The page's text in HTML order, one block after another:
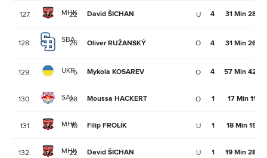
127. MHK
22 David ŠICHAN U 4 31 Min
128. SBA
26 Oliver RUŽANSKÝ O 4 31 Min
129. UKR5 Mykola KOSAREV O 4 57 Min
130. SAL28 Moussa HACKERT O 1 17 Min
131. MHK
10 Filip FROLÍK U 1 18 Min
132. MHK
22 David ŠICHAN U 1 19 Min